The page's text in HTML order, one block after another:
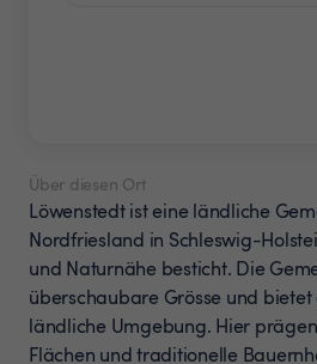
Über diesen Ort
Löwenstedt ist eine ländliche
Nordfriesland in Schleswig-
und Naturnähe besticht. Die
überschaubare Grösse und
ländliche Umgebung. Hier
Flächen und traditionelle